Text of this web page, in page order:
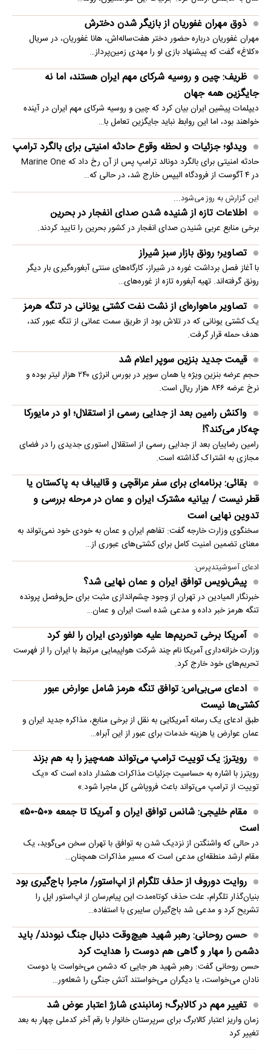
ذوق مهران غفوریان از بازیگر شدن دخترش
مهران غفوریان درباره حضور دختر هفت‌ساله‌اش، هانا غفوریان، در سریال
«کلاغ» گفت که پیشنهاد بازی او را مهدی زمین‌پرداز…
ظریف: چین و روسیه شرکای مهم ایران هستند، اما نه
جایگزین همه جهان
دیپلمات پیشین ایران بیان کرد که چین و روسیه شرکای مهم ایران در آینده
خواهند بود، اما این روابط نباید جایگزین تعامل با…
ویدئو؛ جزئیات و لحظه وقوع حادثه امنیتی برای بالگرد ترامپ
حادثه امنیتی برای بالگرد دونالد ترامپ پس از آن رخ داد که Marine One
در ۴ آگوست از فرودگاه الیپس خارج شد، در حالی که…
این گزارش به روز می‌شود...
اطلاعات تازه از شنیده شدن صدای انفجار در بحرین
برخی منابع عربی شنیدن صدای انفجار در کشور بحرین را تایید کردند.
تصاویر؛ رونق بازار سبز شیراز
با آغاز فصل برداشت غوره در شیراز، کارگاه‌های سنتی آبغوره‌گیری بار دیگر
رونق گرفته‌اند. تهیه آبغوره تازه از غوره‌های…
تصاویر ماهواره‌ای از نشت نفت کشتی یونانی در تنگه هرمز
یک کشتی یونانی که در تلاش بود از طریق سمت عمانی از تنگه عبور کند،
هدف حمله قرار گرفت.
قیمت جدید بنزین سوپر اعلام شد
حجم عرضه بنزین ویژه یا همان سوپر در بورس انرژی ۲۴۰ هزار لیتر بوده و
نرخ عرضه ۸۴۶ هزار ریال است.
واکنش رامین بعد از جدایی رسمی از استقلال؛ او در مایورکا
چه‌کار می‌کند؟!
رامین رضاییان بعد از جدایی رسمی از استقلال استوری جدیدی را در فضای
مجازی به اشتراک گذاشته است.
بقائی: برنامه‌ای برای سفر عراقچی و قالیباف به پاکستان یا
قطر نیست / بیانیه مشترک ایران و عمان در مرحله بررسی و
تدوین نهایی است
سخنگوی وزارت خارجه گفت: تفاهم ایران و عمان به خودی خود نمی‌تواند به
معنای تضمین امنیت کامل برای کشتی‌های عبوری از…
ادعای آسوشیتدپرس:
پیش‌نویس توافق ایران و عمان نهایی شد؟
خبرنگار المیادین در تهران از وجود چشم‌اندازی مثبت برای حل‌وفصل پرونده
تنگه هرمز خبر داده و مدعی شده است ایران و عمان…
آمریکا برخی تحریم‌ها علیه هوانوردی ایران را لغو کرد
وزارت خزانه‌داری آمریکا نام چند شرکت هواپیمایی مرتبط با ایران را از فهرست
تحریم‌های خود خارج کرد.
ادعای سی‌بی‌اس: توافق تنگه هرمز شامل عوارض عبور
کشتی‌ها نیست
طبق ادعای یک رسانه آمریکایی به نقل از برخی منابع، مذاکره جدید ایران و
عمان عوارض یا هزینه خدمات برای عبور از این آبراه…
رویترز: یک توییت ترامپ می‌تواند همه‌چیز را به هم بزند
رویترز با اشاره به حساسیت جزئیات مذاکرات هشدار داده است که «یک
توییت از ترامپ می‌تواند باعث فروپاشی کل ماجرا شود.»
مقام خلیجی: شانس توافق ایران و آمریکا تا جمعه «۵۰-۵۰»
است
در حالی که واشنگتن از نزدیک شدن به توافق با تهران سخن می‌گوید، یک
مقام ارشد منطقه‌ای مدعی است که مسیر مذاکرات همچنان…
روایت دوروف از حذف تلگرام از اپ‌استور/ ماجرا باج‌گیری بود
بنیان‌گذار تلگرام، علت حذف کوتاه‌مدت این پیام‌رسان از اپ‌استور اپل را
تشریح کرد و مدعی شد باج‌گیران سایبری با استفاده…
حسن روحانی: رهبر شهید هیچ‌وقت دنبال جنگ نبودند/ باید
دشمن را مهار و گاهی هم دوست را هدایت کرد
حسن روحانی گفت: رهبر شهید هر جایی که دشمن می‌خواست یا دوست
نادان می‌خواست، یا دیگران می‌خواستند آتش جنگی را شعله‌ور…
تغییر مهم در کالابرگ؛ زمانبندی‌ شارژ اعتبار عوض شد
زمان واریز اعتبار کالابرگ برای سرپرستان خانوار با رقم آخر کدملی چهار به بعد
تغییر کرد